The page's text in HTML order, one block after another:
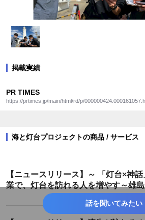
掲載実績
PR TIMES
https://prtimes.jp/main/html/rd/p/
海と灯台プロジェクトの商品 / サービス
【ニュースリリース】～ 「灯台×神
業で、灯台を訪れる人を増やす～雄
策ツアーが遂に完成！
話を聞いてみたい